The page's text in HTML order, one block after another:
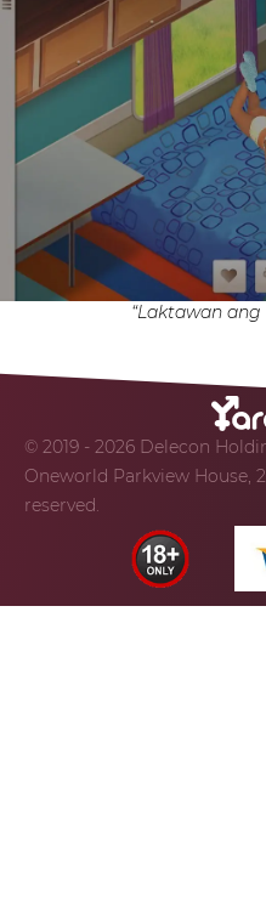
“Laktawan
© 2019 - 2026 Delecon
Oneworld Parkview House,
reserved.